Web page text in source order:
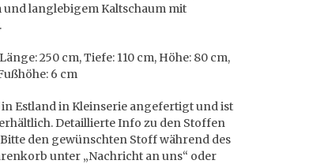
und langlebigem Kaltschaum mit
250 cm, Tiefe: 110 cm, Höhe: 80 cm,
6 cm
in Estland in Kleinserie angefertigt und ist
Detaillierte Info zu den Stoffen
Bitte den gewünschten Stoff während des
unter „Nachricht an uns“ oder